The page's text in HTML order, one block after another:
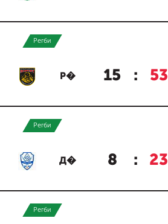
Регби
Р� 15 : 53
Регби
Д� 8 : 23
Регби